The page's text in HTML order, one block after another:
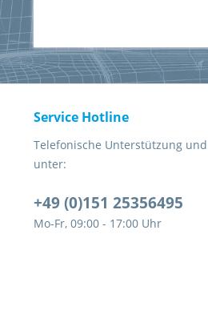
Service Hotline
Telefonische Unterstützung
unter:
+49 (0)151 25356495
Mo-Fr, 09:00 - 17:00 Uhr